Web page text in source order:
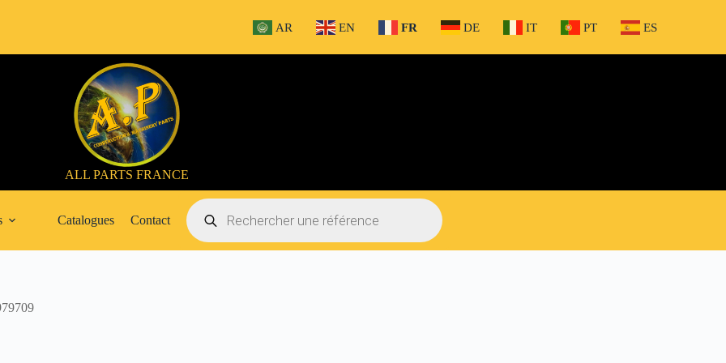
AR EN FR DE IT PT ES
ALL PARTS FRANCE
Catalogues Contact
Recherche
de
produits